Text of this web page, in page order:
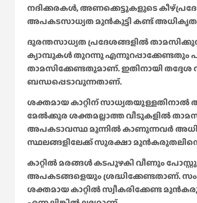
നദിക്കരകൾ, അണക്കെട്ടുകളുടെ
അപകടസാധ്യത മുൻകൂട്ടി കണ്ട്
ദുരന്തസാധ്യത പ്രദേശങ്ങളിൽ
ക്യാമ്പുകൾ തുറന്നു എന്നുറപ്പാക്കേണ്ടതും
താമസിക്കേണ്ടതുമാണ്. ഇതിനായി
ബന്ധപ്പെടാവുന്നതാണ്.
ശക്തമായ കാറ്റിന് സാധ്യതയുള്ളതിനാൽ
മേൽക്കൂര ശക്തമല്ലാത്ത വീടുകളിൽ
അപകടാവസ്ഥ മുന്നിൽ കാണുന്നവർ
സ്ഥലങ്ങളിലേക്ക് സുരക്ഷാ മുൻകരുതലിന്റെ
കാറ്റിൽ മരങ്ങൾ കടപുഴകി വീണും
അപകടങ്ങളെയും ശ്രദ്ധിക്കേണ്ടതാണ്.
ശക്തമായ കാറ്റിൽ സ്വീകരിക്കേണ്ട